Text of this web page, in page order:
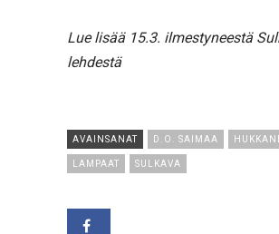
Lue lisää 15.3. ilmestyneestä
lehdestä
AVAINSANAT D.O. SAIMAA
LAMPAAT SULKAVA